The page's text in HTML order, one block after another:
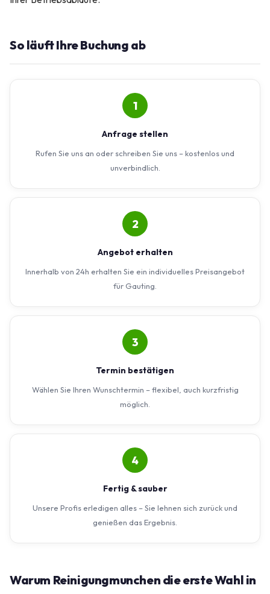
So läuft Ihre Buchung ab
1
Anfrage stellen
Rufen Sie uns an oder schreiben Sie uns – kostenlos und
unverbindlich.
2
Angebot erhalten
Innerhalb von 24h erhalten Sie ein individuelles Preisangebot
für Gauting.
3
Termin bestätigen
Wählen Sie Ihren Wunschtermin – flexibel, auch kurzfristig
möglich.
4
Fertig & sauber
Unsere Profis erledigen alles – Sie lehnen sich zurück und
genießen das Ergebnis.
Warum Reinigungmunchen die erste Wahl in